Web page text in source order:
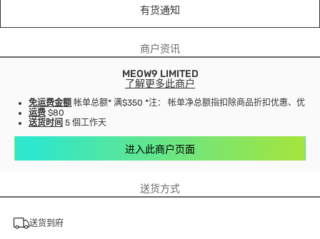
有货通知
商户资讯
MEOW9 LIMITED
了解更多此商户
免运费金额 帐单总额* 满$350 *注： 帐单净总额指扣除商品折扣优惠、优惠
运费 $80
送货时间 5 個工作天
进入此商户页面
送货方式
送货到府